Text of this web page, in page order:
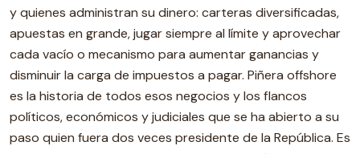
y quienes administran su dinero: carteras diversificadas,
apuestas en grande, jugar siempre al límite y aprovechar
cada vacío o mecanismo para aumentar ganancias y
disminuir la carga de impuestos a pagar. Piñera offshore
es la historia de todos esos negocios y los flancos
políticos, económicos y judiciales que se ha abierto a su
paso quien fuera dos veces presidente de la República. Es